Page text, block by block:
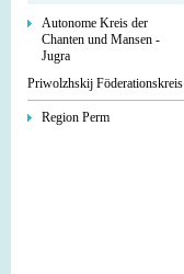
Autonome Kreis der
Chanten und Mansen -
Jugra
Priwolzhskij Föderationskreis
Region Perm